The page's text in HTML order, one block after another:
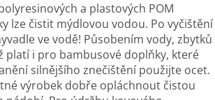
a plastových POM
lze čistit mýdlovou vodou. Po vyčištění
ve vodě! Působením vody, zbytků
platí i pro bambusové doplňky, které
silnějšího znečištění použijte ocet.
výrobek dobře opláchnout čistou